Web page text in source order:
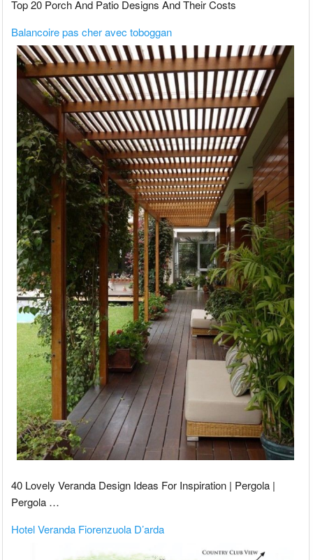
Top 20 Porch And Patio Designs And Their Costs
Balancoire pas cher avec toboggan
40 Lovely Veranda Design Ideas For Inspiration | Pergola |
Pergola …
Hotel Veranda Fiorenzuola D’arda